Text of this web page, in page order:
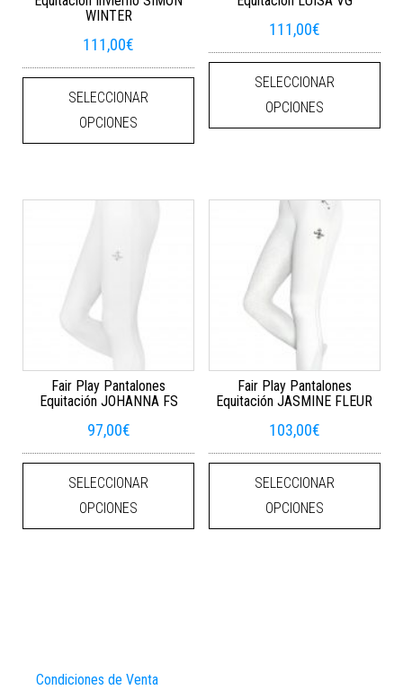
WINTER
111,00€
SELECCIONAR
OPCIONES
Este producto tiene múltiples
111,00€
SELECCIONAR
OPCIONES
Fair Play Pantalones
Equitación JOHANNA FS
97,00€
SELECCIONAR
OPCIONES
Este producto tiene múltiples
Fair Play Pantalones
Equitación JASMINE FLEUR
103,00€
SELECCIONAR
OPCIONES
Condiciones de Venta